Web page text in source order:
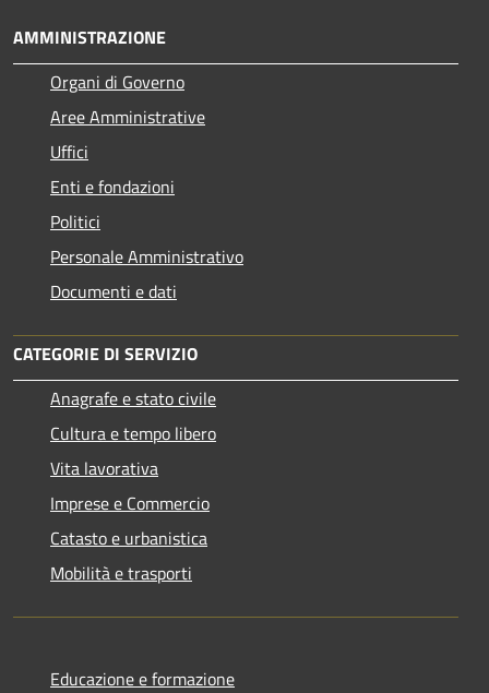
AMMINISTRAZIONE
Organi di Governo
Aree Amministrative
Uffici
Enti e fondazioni
Politici
Personale Amministrativo
Documenti e dati
CATEGORIE DI SERVIZIO
Anagrafe e stato civile
Cultura e tempo libero
Vita lavorativa
Imprese e Commercio
Catasto e urbanistica
Mobilità e trasporti
Educazione e formazione